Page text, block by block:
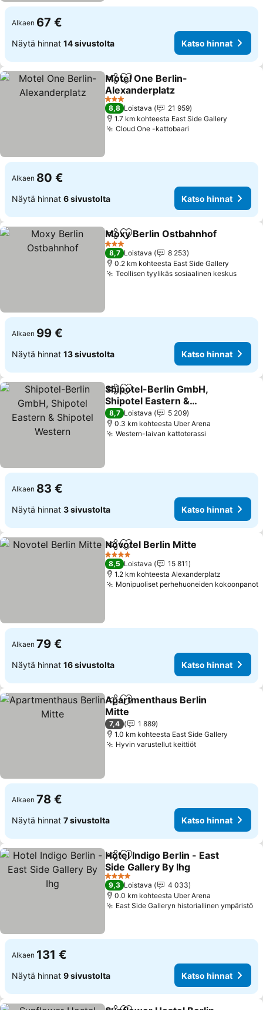
Alkaen 67 €
Näytä hinnat 14 sivustolta Katso hinnat
Jaa Lisää suosikkeihin
Motel One Berlin-
Alexanderplatz
Katso hinnat
3 Tähtiluokitus
8,8 Loistava
21 959
1.7 km kohteesta East Side Gallery
Cloud One -kattobaari
Alkaen 80 €
Näytä hinnat 6 sivustolta Katso hinnat
Jaa Lisää suosikkeihin
Moxy Berlin Ostbahnhof
3 Tähtiluokitus
8,7 Loistava
8 253
0.2 km kohteesta East Side Gallery
Teollisen tyylikäs sosiaalinen keskus
Alkaen 99 €
Näytä hinnat 13 sivustolta Katso hinnat
Jaa Lisää suosikkeihin
Shipotel-Berlin GmbH,
Shipotel Eastern &
Shipotel Western
Katso hinnat
8,7 Loistava
5 209
0.3 km kohteesta Uber Arena
Western-laivan kattoterassi
Alkaen 83 €
Näytä hinnat 3 sivustolta Katso hinnat
Jaa Lisää suosikkeihin
Novotel Berlin Mitte
4 Tähtiluokitus
8,5 Loistava
15 811
1.2 km kohteesta Alexanderplatz
Monipuoliset perhehuoneiden kokoonpanot
Alkaen 79 €
Näytä hinnat 16 sivustolta Katso hinnat
Jaa Lisää suosikkeihin
Apartmenthaus Berlin
Mitte
Katso hinnat
7,4
1 889
1.0 km kohteesta East Side Gallery
Hyvin varustellut keittiötKatso hinnat
Alkaen 78 €
Näytä hinnat 7 sivustolta Katso hinnat
Jaa Lisää suosikkeihin
Hotel Indigo Berlin - East
Side Gallery By Ihg
Katso hinnat
4 Tähtiluokitus
9,3 Loistava
4 033
0.0 km kohteesta Uber Arena
East Side Galleryn historiallinen ympäristö
Alkaen 131 €
Näytä hinnat 9 sivustolta Katso hinnat